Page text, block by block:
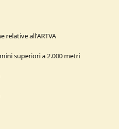
relative all'ARTVA
superiori a 2.000 metri